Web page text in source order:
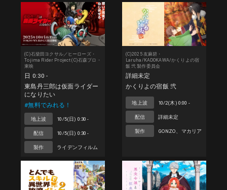
(C)石柴田ヨクサル／ヒーローズ・
Tojima Rider Project (C)石森プロ・
東映
日 0:30 -
東島丹三郎は仮面ライダー
になりたい
#無料でみれる！
地上波 10/5(日) 0:30 -
配信 10/5(日) 0:30 -
製作 ライデンフィルム
(C)2025 友麻碧・
Laruha/KADOKAWA/かくりよの宿
飯 弐 製作委員会
詳細未定
かくりよの宿飯 弐
地上波 10/2(木) 0:00 -
配信 詳細未定
製作 GONZO、マカリア